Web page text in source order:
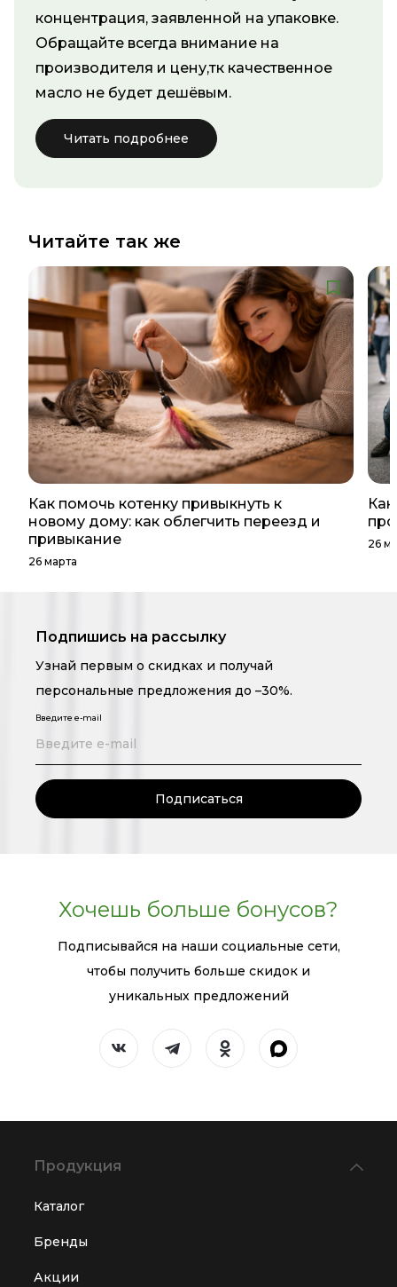
концентрация, заявленной на упаковке.
Обращайте всегда внимание на
производителя и цену,тк качественное
масло не будет дешёвым.
Читать подробнее
Читайте так же
Как помочь котенку привыкнуть к
новому дому: как облегчить переезд и
привыкание
26 марта
26
Подпишись на рассылку
Узнай первым о скидках и получай
персональные предложения до –30%.
Введите e-mail
Подписаться
Хочешь больше бонусов?
Подписывайся на наши социальные сети,
чтобы получить больше скидок и
уникальных предложений
Продукция
Каталог
Бренды
Акции